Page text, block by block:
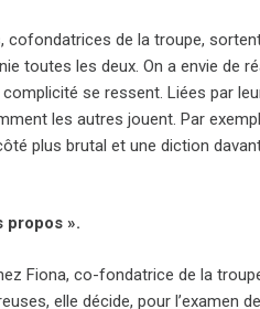
cofondatrices de la troupe,
toutes les deux. On a envie de
se ressent. Liées par
les autres jouent. Par
plus brutal et une diction
propos ».
Fiona, co-fondatrice de la
elle décide, pour l’examen